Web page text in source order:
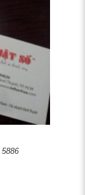
5886